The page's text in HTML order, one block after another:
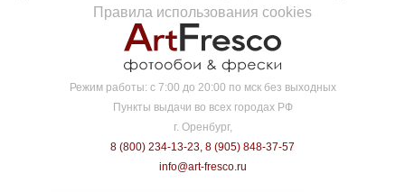
Правила использования cookies
Режим работы: с 7:00 до 20:00 по мск без выходных
Пункты выдачи во всех городах РФ
г. Оренбург,
8 (800) 234-13-23, 8 (905) 848-37-57
info@art-fresco.ru